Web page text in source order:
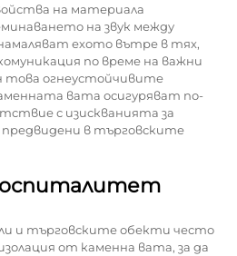
на материала
на звук между
ехото вътре в тях,
по време на важни
това огнеустойчивите
вата осигуряват по-
с изискванията за
в търговските
и търговските обекти често
от каменна вата, за да